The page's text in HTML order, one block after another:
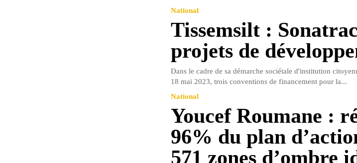
National
Tissemsilt :
projets de
Dans le cadre de sa démarche sociétale d'institution
18 mai 2023, trois conventions de financement pour la...
National
Youcef Roumane :
96% du plan
571 zones d’ombre